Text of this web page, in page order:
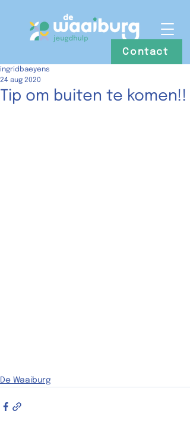
Contact
Tip om buiten te komen!!
ingridbaeyens
24 aug 2020
De Waaiburg